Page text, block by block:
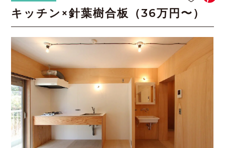
キッチン×針葉樹合板（36万円〜）